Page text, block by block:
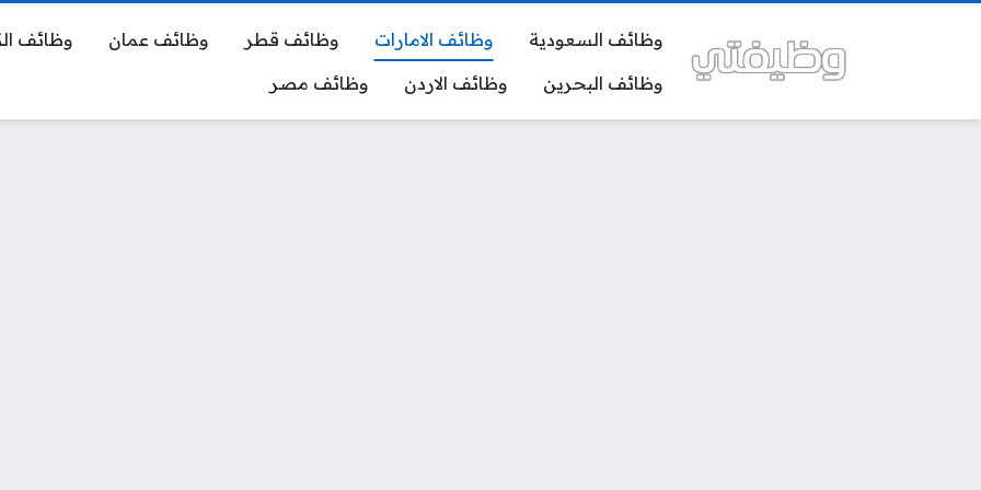
وظائف السعودية وظائف الامارات وظائف قطر وظائف عمان
وظائف
وظائف البحرين
وظائف الاردن وظائف مصر